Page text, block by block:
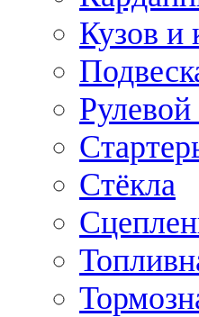
Кузов и
Стёкла